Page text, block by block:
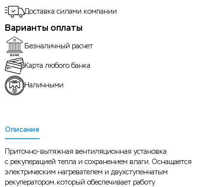
Доставка силами компании
Варианты оплаты
Безналичный расчет
Карта любого банка
Наличными
Описание
Приточно-вытяжная вентиляционная установка
с рекуперацией тепла и сохранением влаги. Оснащается
электрическим нагревателем и двухступенчатым
рекуператором, который обеспечивает работу